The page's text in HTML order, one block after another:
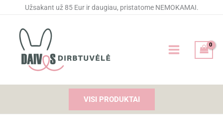
Užsakant už 85 Eur ir daugiau, pristatome NEMOKAMAI.
VISI PRODUKTAI